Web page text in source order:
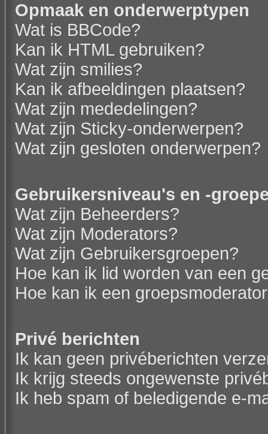
Opmaak en onderwerptypen
Wat is BBCode?
Kan ik HTML gebruiken?
Wat zijn smilies?
Kan ik afbeeldingen plaatsen?
Wat zijn mededelingen?
Wat zijn Sticky-onderwerpen?
Wat zijn gesloten onderwerpen?
Gebruikersniveau's en -
Wat zijn Beheerders?
Wat zijn Moderators?
Wat zijn Gebruikersgroepen?
Hoe kan ik lid worden van een
Hoe kan ik een
Privé berichten
Ik kan geen privéberichten
Ik krijg steeds ongewenste
Ik heb spam of beledigende e-